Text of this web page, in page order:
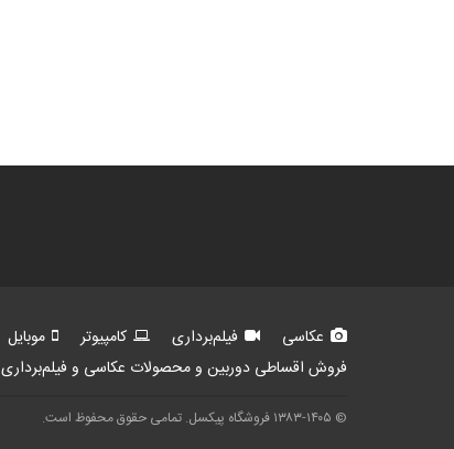
عکاسی فیلم‌برداری کامپیوتر موبایل
فروش اقساطی دوربین و محصولات عکاسی و فیلم‌برداری
© ۱۳۸۳-۱۴۰۵ فروشگاه پیکسل. تمامی حقوق محفوظ است.